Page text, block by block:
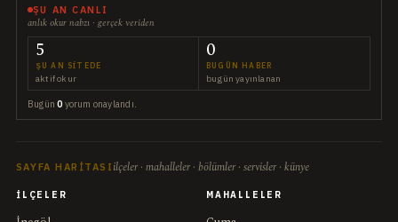
ŞU AN CANLI
anlık okur nabzı · gerçek veriden
5
ŞU AN SITEDE
aktif okur
0
BUGÜN HABER
bugün yayınlanan
Bugün0 yorum onaylandı.
SAYFA HARITASI ilçeler · mahalleler · bölümler · servisler · künye
İLÇELER MAHALLELER